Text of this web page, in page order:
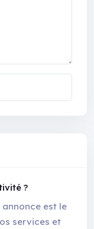
?
est le
services et